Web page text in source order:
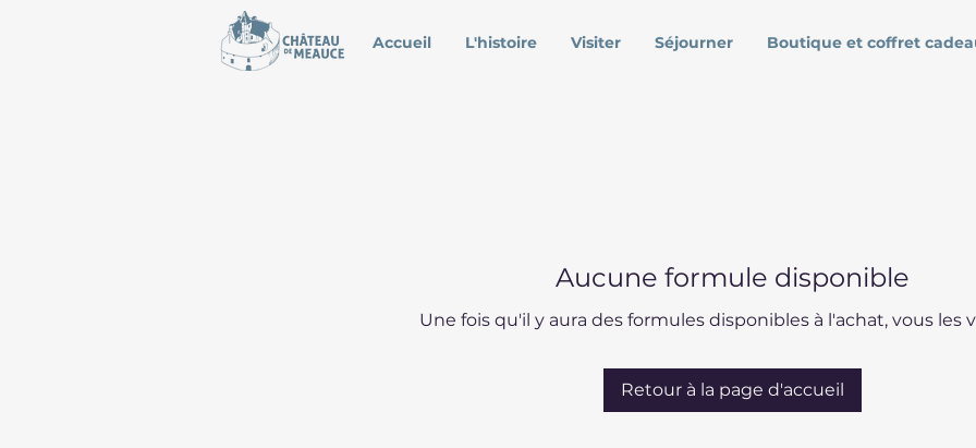
Accueil L'histoire Visiter Séjourner Boutique et coffret
Aucune formule disponible
Une fois qu'il y aura des formules disponibles à l'achat, vous les
Retour à la page d'accueil